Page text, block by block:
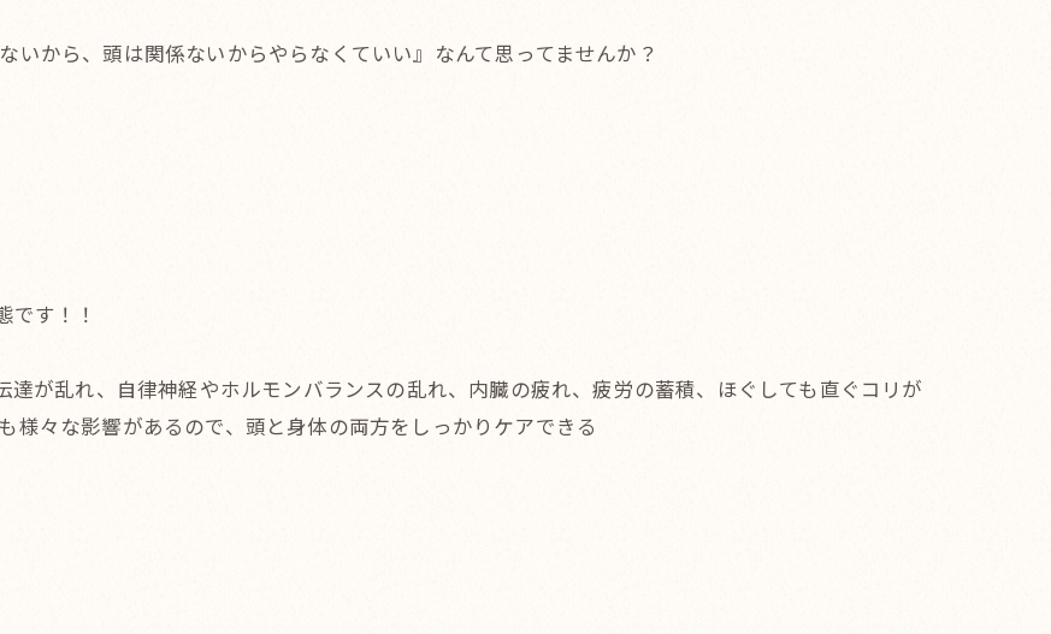
いから、頭は関係ないからやらなくていい』なんて思ってませんか？
です！！
が乱れ、自律神経やホルモンバランスの乱れ、内臓の疲れ、疲労の蓄積、ほぐしても直ぐコリが
様々な影響があるので、頭と身体の両方をしっかりケアできる